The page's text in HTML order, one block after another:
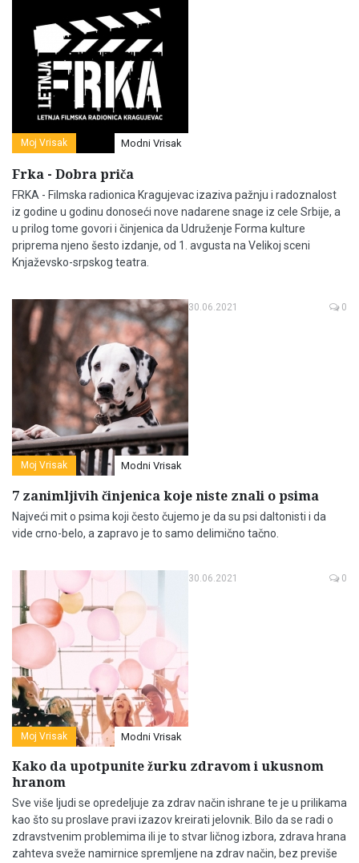
Moj Vrisak Modni Vrisak
Frka - Dobra priča
FRKA - Filmska radionica Kragujevac izaziva pažnju i radoznalost
iz godine u godinu donoseći nove nadarene snage iz cele Srbije, a
u prilog tome govori i činjenica da Udruženje Forma kulture
priprema njeno šesto izdanje, od 1. avgusta na Velikoj sceni
Knjaževsko-srpskog teatra.
Moj Vrisak Modni Vrisak
30.06.2021 0
7 zanimljivih činjenica koje niste znali o psima
Najveći mit o psima koji često čujemo je da su psi daltonisti i da
vide crno-belo, a zapravo je to samo delimično tačno.
Moj Vrisak Modni Vrisak
30.06.2021 0
Kako da upotpunite žurku zdravom i ukusnom
hranom
Sve više ljudi se opredeljuje za zdrav način ishrane te je u prilikama
kao što su proslave pravi izazov kreirati jelovnik. Bilo da se radi o
zdravstvenim problemima ili je to stvar ličnog izbora, zdrava hrana
zahteva sveže namirnice spremljene na zdrav način, bez previše